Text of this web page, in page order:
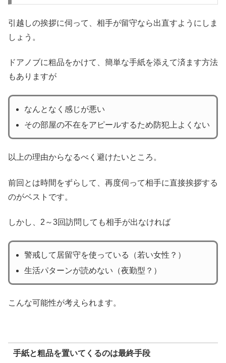
引越しの挨拶に伺って、相手が留守なら出直すようにしま
しょう。
ドアノブに粗品をかけて、簡単な手紙を添えて済ます方法
もありますが
なんとなく感じが悪い
その部屋の不在をアピールするため防犯上よくない
以上の理由からなるべく避けたいところ。
前回とは時間をずらして、再度伺って相手に直接挨拶する
のがベストです。
しかし、2～3回訪問しても相手が出なければ
警戒して居留守を使っている（若い女性？）
生活パターンが読めない（夜勤型？）
こんな可能性が考えられます。
手紙と粗品を置いてくるのは最終手段